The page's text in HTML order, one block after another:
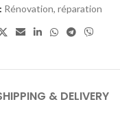
Rénovation, réparation
& DELIVERY